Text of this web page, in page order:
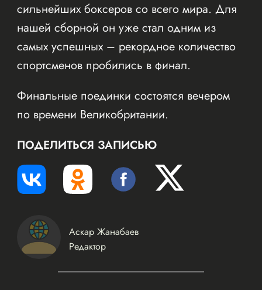
сильнейших боксеров со всего мира. Для
нашей сборной он уже стал одним из
самых успешных – рекордное количество
спортсменов пробились в финал.
Финальные поединки состоятся вечером
по времени Великобритании.
ПОДЕЛИТЬСЯ ЗАПИСЬЮ
Аскар Жанабаев
Редактор